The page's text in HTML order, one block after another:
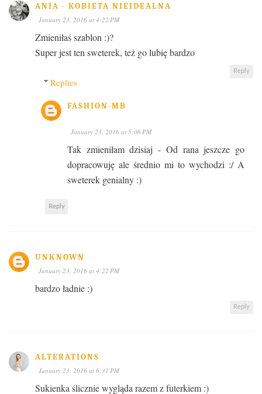
ANIA - KOBIETA NIEIDEALNA
January 23, 2016 at 4:22 PM
Zmieniłaś szablon :)?
Super jest ten sweterek, też go lubię bardzo
Reply
Replies
FASHION-MB
January 23, 2016 at 5:06 PM
Tak zmieniłam dzisiaj - Od rana jeszcze go
dopracowuję ale średnio mi to wychodzi :/ A
sweterek genialny :)
Reply
UNKNOWN
January 23, 2016 at 4:22 PM
bardzo ładnie :)
Reply
ALTERATIONS
January 23, 2016 at 6:31 PM
Sukienka ślicznie wygląda razem z futerkiem :)